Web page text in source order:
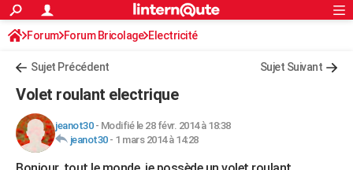
ACTUALITÉS
Politique
Société
Faits Divers
Education
Monde
Villes
+
FINANCE
Retraite
Impôts
Epargne
Immobilier
Risques naturels par ville
Banque
Assurance
Crédit
AUTO
S'inscrire
Connexion
Forum Forum Bricolage Electricité
Sujet Précédent Sujet Suivant
Volet roulant electrique
jeanot30- Modifié le 28 févr. 2014 à 18:38
jeanot30- 1 mars 2014 à 14:28